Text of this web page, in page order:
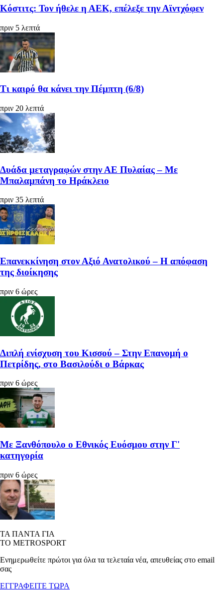
Κόστιτς: Τον ήθελε η ΑΕΚ, επέλεξε την Αϊντχόφεν
πριν 5 λεπτά
Τι καιρό θα κάνει την Πέμπτη (6/8)
πριν 20 λεπτά
Δυάδα μεταγραφών στην ΑΕ Πυλαίας – Με
Μπαλαμπάνη το Ηράκλειο
πριν 35 λεπτά
Επανεκκίνηση στον Αξιό Ανατολικού – Η απόφαση
της διοίκησης
πριν 6 ώρες
Διπλή ενίσχυση του Κισσού – Στην Επανομή ο
Πετρίδης, στο Βασιλούδι ο Βάρκας
πριν 6 ώρες
Με Ξανθόπουλο ο Εθνικός Ευόσμου στην Γ'
κατηγορία
πριν 6 ώρες
ΤΑ ΠΑΝΤΑ ΓΙΑ
ΤΟ METROSPORT
Ενημερωθείτε πρώτοι για όλα τα τελεταία νέα, απευθείας στο email
σας
ΕΓΓΡΑΦΕΙΤΕ ΤΩΡΑ